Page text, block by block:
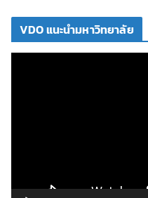
VDO แนะนำมหาวิทยาลัย